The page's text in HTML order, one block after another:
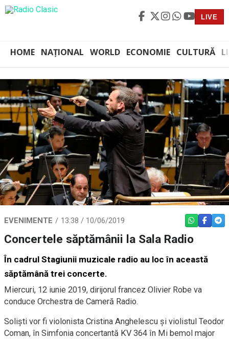
LIVE
HOME NAȚIONAL WORLD ECONOMIE CULTURĂ
EVENIMENTE 13:38 / 10/06/2019 WHATSAPP
Concertele săptămânii la Sala Radio
În cadrul Stagiunii muzicale radio au loc în această
săptămână trei concerte.
Miercuri, 12 iunie 2019, dirijorul francez Olivier Robe va
conduce Orchestra de Cameră Radio.
Solişti vor fi violonista Cristina Anghelescu și violistul Teodor
Coman, în Simfonia concertantă KV 364 în Mi bemol major